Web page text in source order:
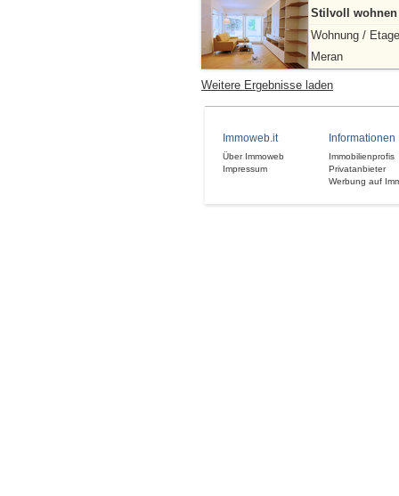
Stilvoll wohnen
Wohnung / Etage
Meran
Weitere Ergebnisse laden
Immoweb.it
Über Immoweb
Impressum
Informationen
Immobilienprofis
Privatanbieter
Werbung auf